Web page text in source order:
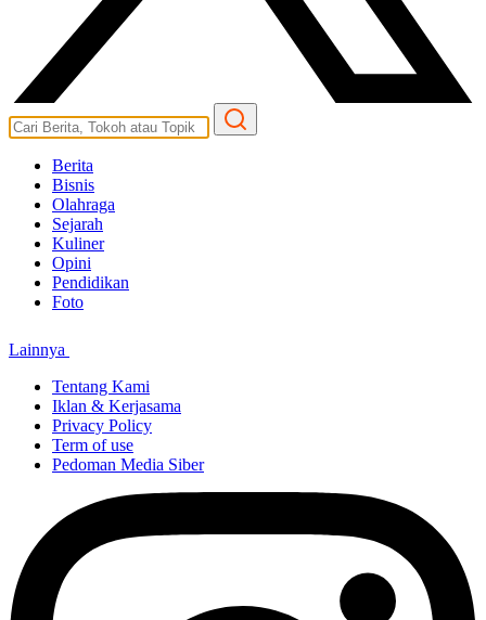
Berita
Bisnis
Olahraga
Sejarah
Kuliner
Opini
Pendidikan
Foto
Lainnya
Tentang Kami
Iklan & Kerjasama
Privacy Policy
Term of use
Pedoman Media Siber